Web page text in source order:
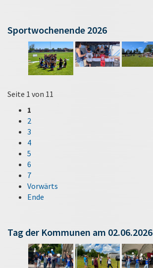
Sportwochenende 2026
Seite 1 von 11
1
2
3
4
5
6
7
Vorwärts
Ende
Tag der Kommunen am 02.06.2026